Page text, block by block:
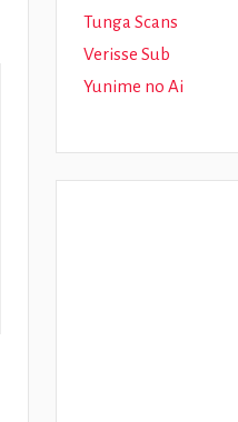
Tunga Scans
Verisse Sub
Yunime no Ai